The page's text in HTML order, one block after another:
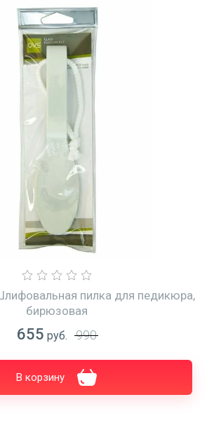
пилка для педикюра,
бирюзовая
655 руб. 990
В корзину